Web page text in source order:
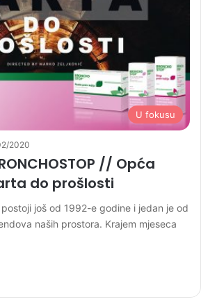
U fokusu
2020
// Opća
do prošlosti
još od 1992-e godine i jedan je od
naših prostora. Krajem mjeseca